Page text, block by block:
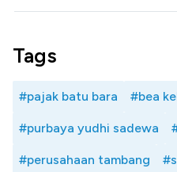
Tags
#pajak batu bara #bea
#purbaya yudhi sadewa
#perusahaan tambang